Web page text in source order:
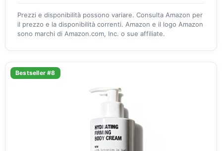
Prezzi e disponibilità possono variare. Consulta Amazon per
il prezzo e la disponibilità correnti. Amazon e il logo Amazon
sono marchi di Amazon.com, Inc. o sue affiliate.
Bestseller #8